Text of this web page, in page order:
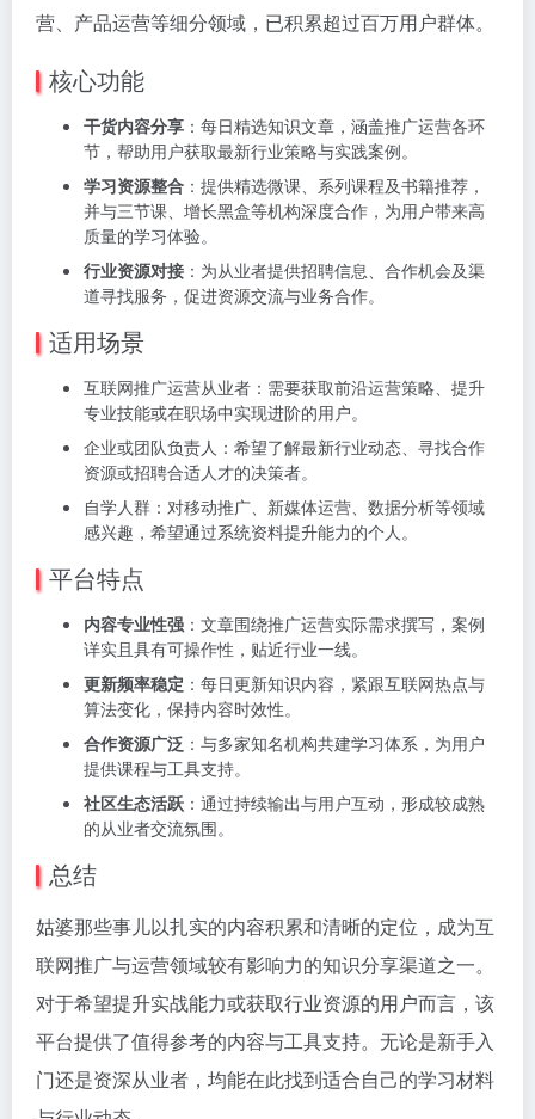
营、产品运营等细分领域，已积累超过百万用户群体。
核心功能
干货内容分享 ：每日精选知识文章，涵盖推广运营各环
节，帮助用户获取最新行业策略与实践案例。
学习资源整合 ：提供精选微课、系列课程及书籍推荐，
并与三节课、增长黑盒等机构深度合作，为用户带来高
质量的学习体验。
行业资源对接 ：为从业者提供招聘信息、合作机会及渠
道寻找服务，促进资源交流与业务合作。
适用场景
互联网推广运营从业者：需要获取前沿运营策略、提升
专业技能或在职场中实现进阶的用户。
企业或团队负责人：希望了解最新行业动态、寻找合作
资源或招聘合适人才的决策者。
自学人群：对移动推广、新媒体运营、数据分析等领域
感兴趣，希望通过系统资料提升能力的个人。
平台特点
内容专业性强 ：文章围绕推广运营实际需求撰写，案例
详实且具有可操作性，贴近行业一线。
更新频率稳定 ：每日更新知识内容，紧跟互联网热点与
算法变化，保持内容时效性。
合作资源广泛 ：与多家知名机构共建学习体系，为用户
提供课程与工具支持。
社区生态活跃 ：通过持续输出与用户互动，形成较成熟
的从业者交流氛围。
总结
姑婆那些事儿以扎实的内容积累和清晰的定位，成为互
联网推广与运营领域较有影响力的知识分享渠道之一。
对于希望提升实战能力或获取行业资源的用户而言，该
平台提供了值得参考的内容与工具支持。无论是新手入
门还是资深从业者，均能在此找到适合自己的学习材料